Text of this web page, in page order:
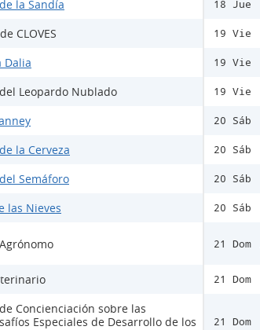
la Sandía
CLOVES
Dalia
Leopardo Nublado
la Cerveza
Semáforo
las Nieves
Concienciación sobre las
Especiales de Desarrollo de los
18 Jue
19 Vie
19 Vie
19 Vie
20 Sáb
20 Sáb
20 Sáb
20 Sáb
21 Dom
21 Dom
21 Dom